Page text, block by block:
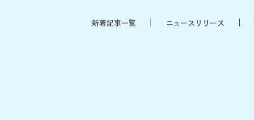
新着記事一覧 ニュースリリース